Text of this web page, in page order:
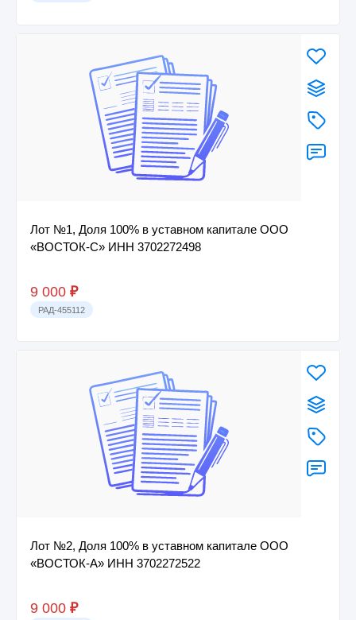
Лот №1, Доля 100% в уставном капитале ООО
«ВОСТОК-С» ИНН 3702272498
9 000 ₽
РАД-455112
Лот №2, Доля 100% в уставном капитале ООО
«ВОСТОК-А» ИНН 3702272522
9 000 ₽